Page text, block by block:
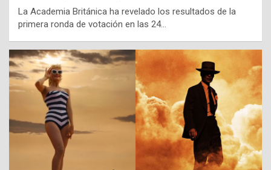
La Academia Británica ha revelado los resultados de la
primera ronda de votación en las 24…